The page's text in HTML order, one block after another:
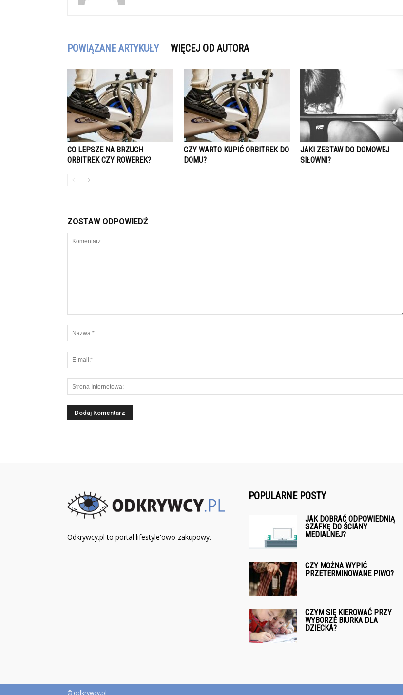
POWIĄZANE ARTYKUŁY WIĘCEJ OD AUTORA
CO LEPSZE NA BRZUCH
ORBITREK CZY ROWEREK?
CZY WARTO KUPIĆ ORBITREK DO
DOMU?
JAKI ZESTAW DO DOMOWEJ
SIŁOWNI?
ZOSTAW ODPOWIEDŹ
Odkrywcy.pl to portal lifestyle'owo-zakupowy.
POPULARNE POSTY
JAK DOBRAĆ ODPOWIEDNIĄ
SZAFKĘ DO ŚCIANY
MEDIALNEJ?
CZY MOŻNA WYPIĆ
PRZETERMINOWANE PIWO?
CZYM SIĘ KIEROWAĆ PRZY
WYBORZE BIURKA DLA
DZIECKA?
© odkrywcy.pl